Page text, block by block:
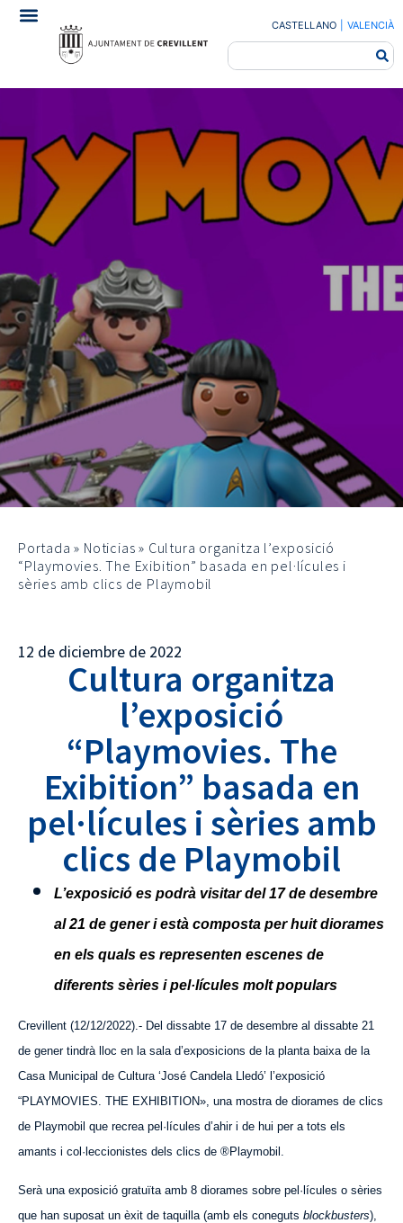
CASTELLANO VALENCIÀ
Portada » Noticias » Cultura organitza l’exposició
“Playmovies. The Exibition” basada en pel·lícules i
sèries amb clics de Playmobil
12 de diciembre de 2022
Cultura organitza
l’exposició
“Playmovies. The
Exibition” basada en
pel·lícules i sèries amb
clics de Playmobil
L’exposició es podrà visitar del 17 de desembre
al 21 de gener i està composta per huit diorames
en els quals es representen escenes de
diferents sèries i pel·lícules molt populars
Crevillent (12/12/2022).- Del dissabte 17 de desembre al dissabte 21
de gener tindrà lloc en la sala d’exposicions de la planta baixa de la
Casa Municipal de Cultura ‘José Candela Lledó’ l’exposició
“PLAYMOVIES. THE EXHIBITION», una mostra de diorames de clics
de Playmobil que recrea pel·lícules d’ahir i de hui per a tots els
amants i col·leccionistes dels clics de ®Playmobil.
Serà una exposició gratuïta amb 8 diorames sobre pel·lícules o sèries
que han suposat un èxit de taquilla (amb els coneguts blockbusters),